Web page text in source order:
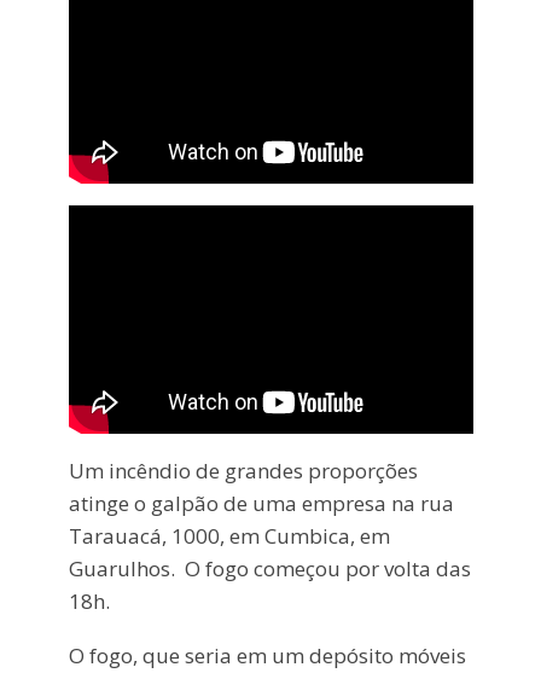
Um incêndio de grandes proporções
atinge o galpão de uma empresa na rua
Tarauacá, 1000, em Cumbica, em
Guarulhos. O fogo começou por volta das
18h.
O fogo, que seria em um depósito móveis